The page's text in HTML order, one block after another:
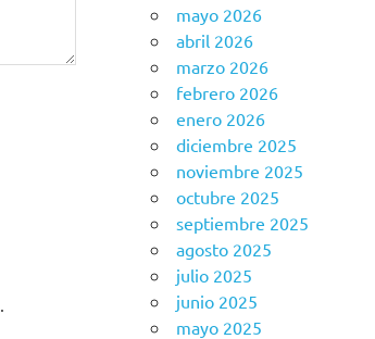
mayo 2026
abril 2026
marzo 2026
febrero 2026
enero 2026
diciembre 2025
noviembre 2025
octubre 2025
septiembre 2025
agosto 2025
julio 2025
junio 2025
mayo 2025